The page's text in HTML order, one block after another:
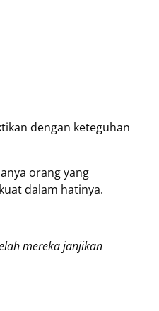
dengan keteguhan
orang yang
dalam hatinya.
mereka janjikan